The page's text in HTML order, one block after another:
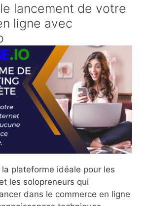
lancement de votre
ligne avec
plateforme idéale pour les
les solopreneurs qui
dans le commerce en ligne